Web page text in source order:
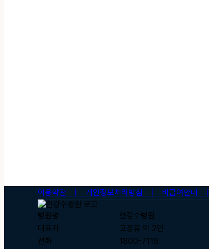
이용약관 ㅣ 개인정보처리방침 ㅣ 비급여안내 ㅣ
병원명
한강수병원
대표자
고장휴 외 2인
전화
1800-7119